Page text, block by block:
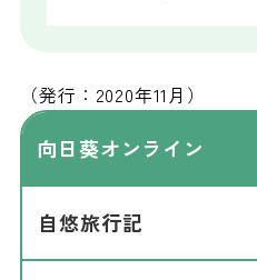
（発行：2020年11月）
向日葵オンライン
自悠旅行記